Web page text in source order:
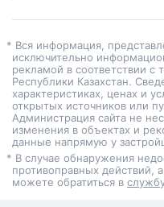
* Вся информация,
исключительно
рекламой в соответствии с
Республики Казахстан.
характеристиках, ценах и
открытых источников или
Администрация сайта не
изменения в объектах и
данные напрямую у
* В случае обнаружения
противоправных действий,
можете обратиться в